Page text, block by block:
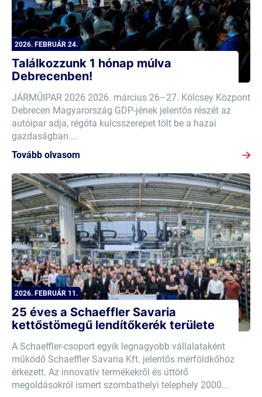
2026. FEBRUÁR 24.
Találkozzunk 1 hónap múlva
Debrecenben!
JÁRMŰIPAR 2026 2026. március 26–27. Kölcsey Központ
Debrecen Magyarország GDP-jének jelentős részét az
autóipar adja, régóta kulcsszerepet tölt be a hazai
gazdaságban....
Tovább olvasom
2026. FEBRUÁR 11.
25 éves a Schaeffler Savaria
kettőstömegű lendítőkerék területe
A Schaeffler-csoport egyik legnagyobb vállalataként
működő Schaeffler Savaria Kft. jelentős mérföldkőhöz
érkezett. Az innovatív termékekről és úttörő
megoldásokról ismert szombathelyi telephely 2000...